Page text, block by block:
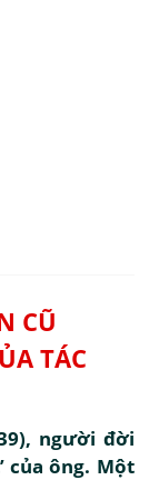
CŨ
TÁC
người đời
của ông. Một